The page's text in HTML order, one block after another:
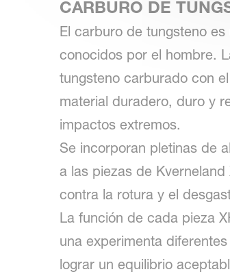
CARBURO DE
El carburo de tungsteno
conocidos por el hombre.
tungsteno carburado con
material duradero, duro y
impactos extremos.
Se incorporan pletinas de
a las piezas de
contra la rotura y el
La función de cada pieza
una experimenta
lograr un equilibrio